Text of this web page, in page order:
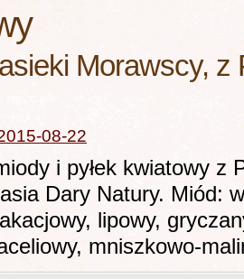
Morawscy, z
08-22
i pyłek kwiatowy z
Dary Natury. Miód:
lipowy,
faceliowy,